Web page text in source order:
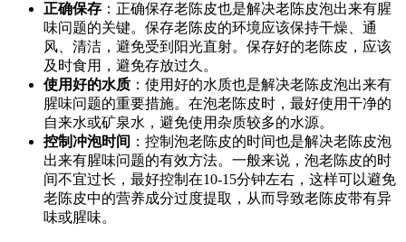
正确保存 ：正确保存老陈皮也是解决老陈皮泡出来有腥
味问题的关键。保存老陈皮的环境应该保持干燥、通
风、清洁，避免受到阳光直射。保存好的老陈皮，应该
及时食用，避免存放过久。
使用好的水质 ：使用好的水质也是解决老陈皮泡出来有
腥味问题的重要措施。在泡老陈皮时，最好使用干净的
自来水或矿泉水，避免使用杂质较多的水源。
控制冲泡时间 ：控制泡老陈皮的时间也是解决老陈皮泡
出来有腥味问题的有效方法。一般来说，泡老陈皮的时
间不宜过长，最好控制在10-15分钟左右，这样可以避免
老陈皮中的营养成分过度提取，从而导致老陈皮带有异
味或腥味。